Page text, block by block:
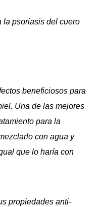
la psoriasis del cuero
beneficiosos para
Una de las mejores
para la
con agua y
que lo haría con
propiedades anti-